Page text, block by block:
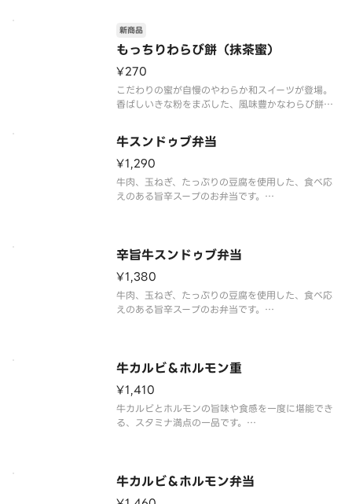
容器が異なる場合が御座います。
もっちりわらび餅（抹茶蜜）
新商品
¥270
こだわりの蜜が自慢のやわらか和スイーツが登場。
香ばしいきな粉をまぶした、風味豊かなわらび餅で
した“抹茶蜜”をかけてお楽しみください。※商品内
容、容器が異なる場合が御座います。
牛スンドゥブ弁当
¥1,290
牛肉、玉ねぎ、たっぷりの豆腐を使用した、食べ応
えのある旨辛スープのお弁当です。
※商品内容、容器が異なる場合が御座います
辛旨牛スンドゥブ弁当
¥1,380
牛肉、玉ねぎ、たっぷりの豆腐を使用した、食べ応
えのある旨辛スープのお弁当です。
刺激的な辛さを求める方には、「辛旨唐辛子
牛カルビ＆ホルモン重
¥1,410
牛カルビとホルモンの旨味や食感を一度に堪能でき
る、スタミナ満点の一品です。
と油揚げの和え物、白菜キムチを添えています。
牛カルビ＆ホルモン弁当